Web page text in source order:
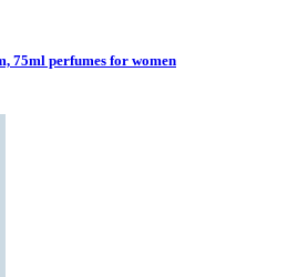
75ml perfumes for women